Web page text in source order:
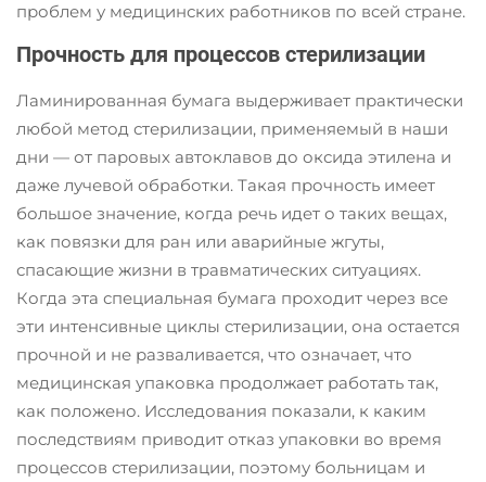
проблем у медицинских работников по всей стране.
Прочность для процессов стерилизации
Ламинированная бумага выдерживает практически
любой метод стерилизации, применяемый в наши
дни — от паровых автоклавов до оксида этилена и
даже лучевой обработки. Такая прочность имеет
большое значение, когда речь идет о таких вещах,
как повязки для ран или аварийные жгуты,
спасающие жизни в травматических ситуациях.
Когда эта специальная бумага проходит через все
эти интенсивные циклы стерилизации, она остается
прочной и не разваливается, что означает, что
медицинская упаковка продолжает работать так,
как положено. Исследования показали, к каким
последствиям приводит отказ упаковки во время
процессов стерилизации, поэтому больницам и